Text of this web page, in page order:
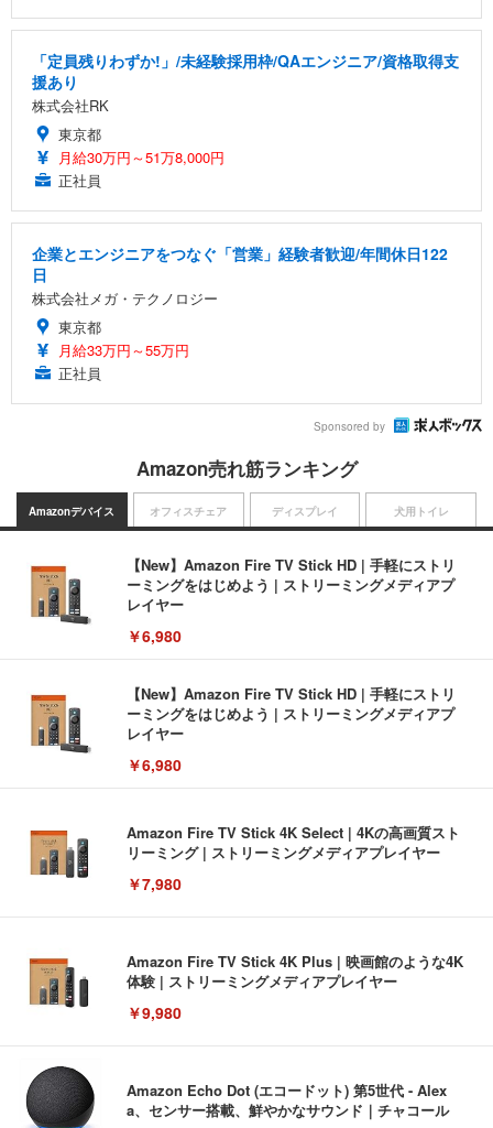
「定員残りわずか!」/未経験採用枠/QAエンジニア/資格取得支
援あり
株式会社RK
東京都
月給30万円～51万8,000円
正社員
企業とエンジニアをつなぐ「営業」経験者歓迎/年間休日122
日
株式会社メガ・テクノロジー
東京都
月給33万円～55万円
正社員
Sponsored by
Amazon売れ筋ランキング
Amazonデバイス
【New】Amazon Fire TV Stick HD | 手軽にストリ
ーミングをはじめよう | ストリーミングメディアプ
レイヤー
￥6,980
【New】Amazon Fire TV Stick HD | 手軽にストリ
ーミングをはじめよう | ストリーミングメディアプ
レイヤー
￥6,980
Amazon Fire TV Stick 4K Select | 4Kの高画質スト
リーミング | ストリーミングメディアプレイヤー
￥7,980
Amazon Fire TV Stick 4K Plus | 映画館のような4K
体験 | ストリーミングメディアプレイヤー
￥9,980
Amazon Echo Dot (エコードット) 第5世代 - Alex
a、センサー搭載、鮮やかなサウンド｜チャコール
オフィスチェア ディスプレイ 犬用トイレ